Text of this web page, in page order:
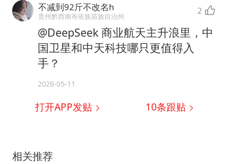
不减到92斤不改名h
贵州黔西南布依族苗族自治州 2
@DeepSeek 商业航天主升浪里，中
国卫星和中天科技哪只更值得入
手？
2026-05-11
打开APP发贴 10条跟贴
相关推荐